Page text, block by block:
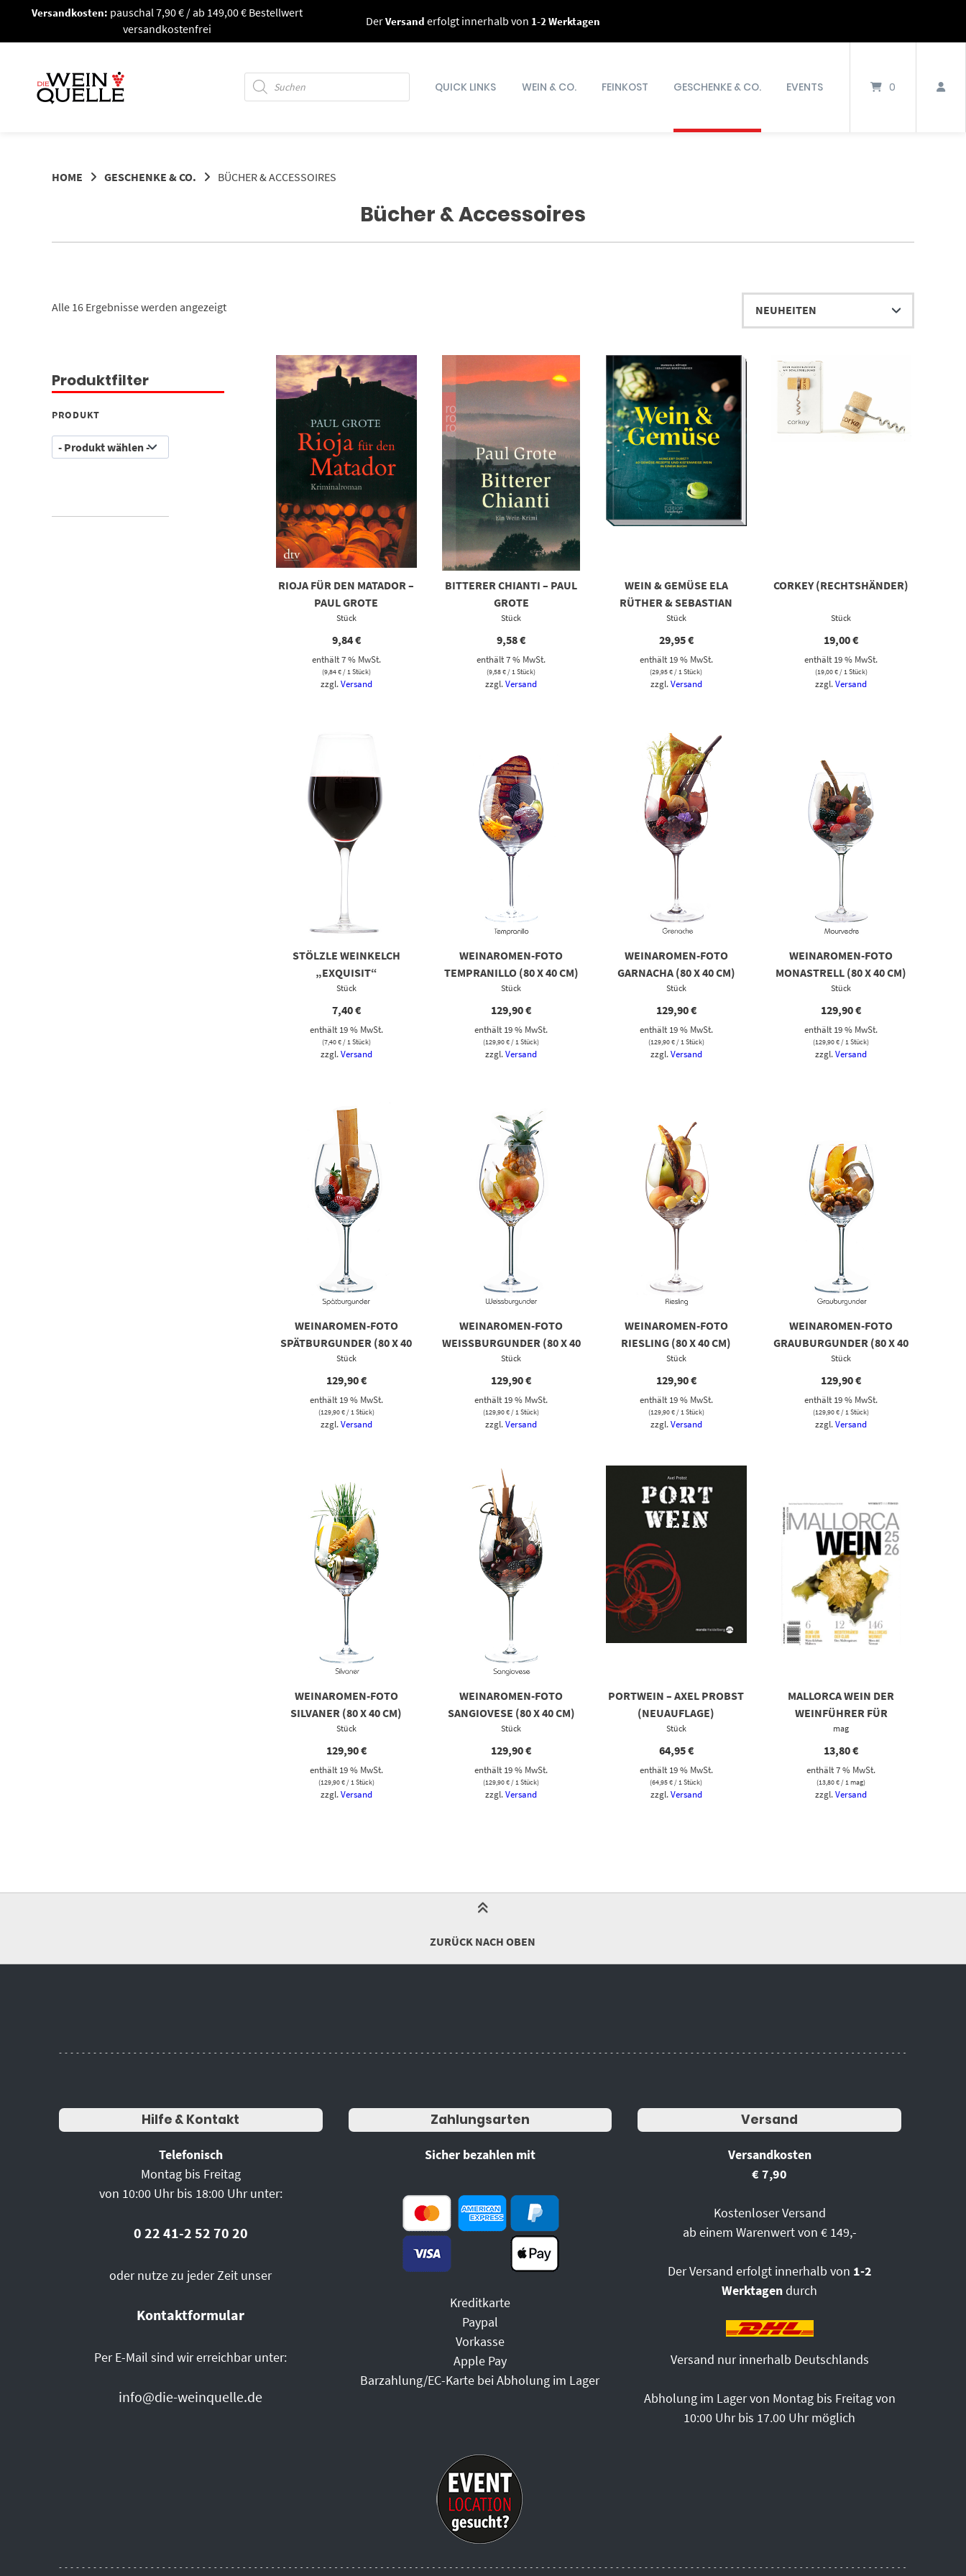
Springe
Inhalt
Versandkosten: pauschal 7,90 € / ab 149,00 € Bestellwert
versandkostenfrei
DerVersand erfolgt innerhalb von 1-2 Werktagen
Products
search
QUICK LINKS WEIN & CO. FEINKOST GESCHENKE & CO. EVENTS 0
HOME GESCHENKE & CO. BÜCHER & ACCESSOIRES
Bücher & Accessoires
Alle 16 Ergebnisse werden angezeigt
RIOJA FÜR DEN MATADOR –
PAUL GROTE
Stück
9,84€
enthält 7 % MwSt.
(9,84€/ 1 Stück)
zzgl.Versand
BITTERER CHIANTI – PAUL
GROTE
Stück
9,58€
enthält 7 % MwSt.
(9,58€/ 1 Stück)
zzgl.Versand
WEIN & GEMÜSE ELA
RÜTHER & SEBASTIAN
BORDTHÄUSER
Stück
29,95€
enthält 19 % MwSt.
(29,95€/ 1 Stück)
zzgl.Versand
CORKEY (RECHTSHÄNDER)
Stück
19,00€
enthält 19 % MwSt.
(19,00€/ 1 Stück)
zzgl.Versand
STÖLZLE WEINKELCH
„EXQUISIT“
Stück
7,40€
enthält 19 % MwSt.
(7,40€/ 1 Stück)
zzgl.Versand
WEINAROMEN-FOTO
TEMPRANILLO (80 X 40 CM)
Stück
129,90€
enthält 19 % MwSt.
(129,90€/ 1 Stück)
zzgl.Versand
WEINAROMEN-FOTO
GARNACHA (80 X 40 CM)
Stück
129,90€
enthält 19 % MwSt.
(129,90€/ 1 Stück)
zzgl.Versand
WEINAROMEN-FOTO
MONASTRELL (80 X 40 CM)
Stück
129,90€
enthält 19 % MwSt.
(129,90€/ 1 Stück)
zzgl.Versand
WEINAROMEN-FOTO
SPÄTBURGUNDER (80 X 40
CM)
Stück
129,90€
enthält 19 % MwSt.
(129,90€/ 1 Stück)
zzgl.Versand
WEINAROMEN-FOTO
WEISSBURGUNDER (80 X 40 C
M)
Stück
129,90€
enthält 19 % MwSt.
(129,90€/ 1 Stück)
zzgl.Versand
WEINAROMEN-FOTO
RIESLING (80 X 40 CM)
Stück
129,90€
enthält 19 % MwSt.
(129,90€/ 1 Stück)
zzgl.Versand
WEINAROMEN-FOTO
GRAUBURGUNDER (80 X 40
CM)
Stück
129,90€
enthält 19 % MwSt.
(129,90€/ 1 Stück)
zzgl.Versand
WEINAROMEN-FOTO
SILVANER (80 X 40 CM)
Stück
129,90€
enthält 19 % MwSt.
(129,90€/ 1 Stück)
zzgl.Versand
WEINAROMEN-FOTO
SANGIOVESE (80 X 40 CM)
Stück
129,90€
enthält 19 % MwSt.
(129,90€ / 1 Stück)
zzgl.Versand
PORTWEIN – AXEL PROBST
(NEUAUFLAGE)
Stück
64,95€
enthält 19 % MwSt.
(64,95€ / 1 Stück)
zzgl.Versand
MALLORCA WEIN DER
WEINFÜHRER FÜR
MALLORCA
mag
13,80€
enthält 7 % MwSt.
(13,80€ / 1 mag)
zzgl.Versand
Produktfilter
PRODUKT
ZURÜCK NACH OBEN
Hilfe & Kontakt
Telefonisch
Montag bis Freitag
von 10:00 Uhr bis 18:00 Uhr unter:
0 22 41-2 52 70 20
oder nutze zu jeder Zeit unser
Kontaktformular
Per E-Mail sind wir erreichbar unter:
info@die-weinquelle.de
Zahlungsarten
Sicher bezahlen mit
Kreditkarte
Paypal
Vorkasse
Apple Pay
Barzahlung/EC-Karte bei Abholung im Lager
Versand
Versandkosten
€ 7,90
Kostenloser Versand
ab einem Warenwert von € 149,-
Der Versand erfolgt innerhalb von 1-2
Werktagendurch
Versand nur innerhalb Deutschlands
Abholung im Lager von Montag bis Freitag von
10:00 Uhr bis 17.00 Uhr möglich